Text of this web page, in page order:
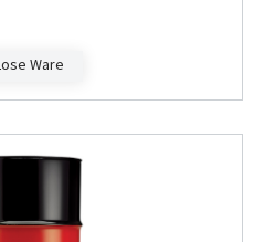
Ware